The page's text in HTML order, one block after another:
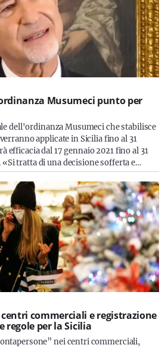
Musumeci punto per
dell'ordinanza Musumeci che stabilisce
applicate in Sicilia fino al 31
efficacia dal 17 gennaio 2021 fino al 31
«Si tratta di una decisione sofferta e…
centri commerciali e registrazione
per la Sicilia
nei centri commerciali,